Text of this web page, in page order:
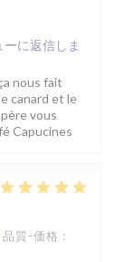
に返信しま
nous fait
canard et le
vous
Capucines
品質-価格 :